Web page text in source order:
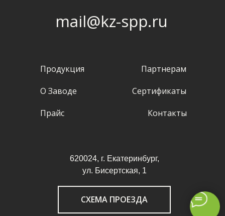
620024, г. Екатеринбург,
ул. Бисертская, 1
mail@kz-spp.ru
СХЕМА ПРОЕЗДА
Продукция
О Заводе
Прайс
Партнерам
Сертификаты
Контакты